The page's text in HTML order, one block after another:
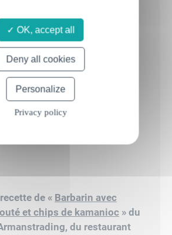
de « Barbarin avec
et chips de kamanioc » du
du restaurant
OK, accept all
Deny all cookies
Personalize
Privacy policy